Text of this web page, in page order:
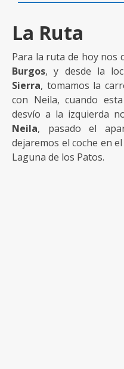
La Ruta
Para la ruta de hoy nos
Burgos, y desde la
Sierra, tomamos la
con Neila, cuando
desvío a la izquierda
Neila, pasado el
dejaremos el coche en
Laguna de los Patos.